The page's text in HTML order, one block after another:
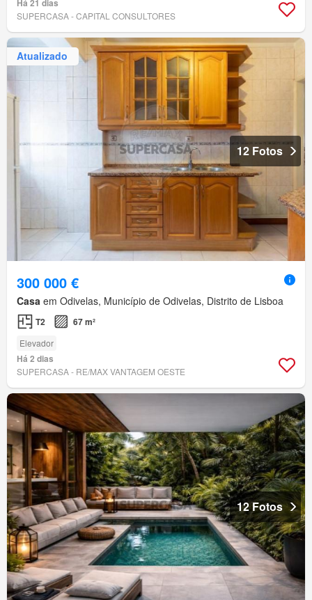
Há 21 dias
SUPERCASA - CAPITAL CONSULTORES
Atualizado
12 Fotos
300 000 €
Casa em Odivelas, Município de Odivelas, Distrito de Lisboa
T2 67 m²
Elevador
Há 2 dias
SUPERCASA - RE/MAX VANTAGEM OESTE
12 Fotos